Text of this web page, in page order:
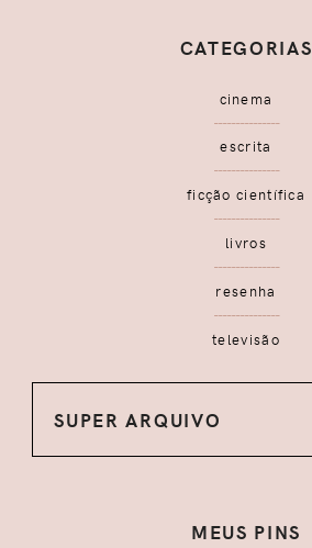
CATEGORIAS
cinema
escrita
ficção científica
livros
resenha
televisão
SUPER ARQUIVO
MEUS PINS